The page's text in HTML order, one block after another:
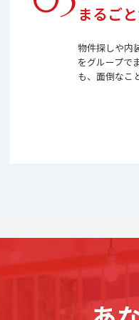
まるご
物件探しや内
をグループで
も、面倒なこ